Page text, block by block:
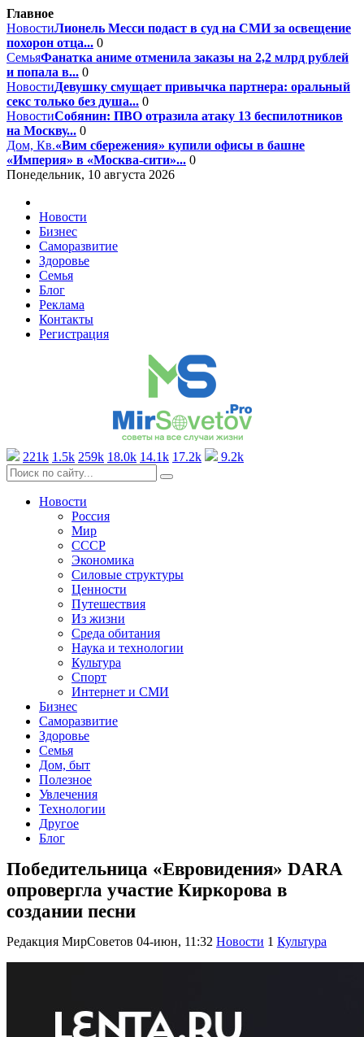
Главное
НовостиЛионель Месси подаст в суд на СМИ за освещение
похорон отца... 0
СемьяФанатка аниме отменила заказы на 2,2 млрд рублей
и попала в... 0
НовостиДевушку смущает привычка партнера: оральный
секс только без душа... 0
НовостиСобянин: ПВО отразила атаку 13 беспилотников
на Москву... 0
Дом, Кв.«Вим сбережения» купили офисы в башне
«Империя» в «Москва-сити»... 0
Понедельник, 10 августа 2026
Новости
Бизнес
Саморазвитие
Здоровье
Семья
Блог
Реклама
Контакты
Регистрация
221k 1.5k 259k 18.0k 14.1k 17.2k 9.2k
Новости
Россия
Мир
СССР
Экономика
Силовые структуры
Ценности
Путешествия
Из жизни
Среда обитания
Наука и технологии
Культура
Спорт
Интернет и СМИ
Бизнес
Саморазвитие
Здоровье
Семья
Дом, быт
Полезное
Увлечения
Технологии
Другое
Блог
Победительница «Евровидения» DARA
опровергла участие Киркорова в
создании песни
Редакция МирСоветов 04-июн, 11:32 Новости 1 Культура